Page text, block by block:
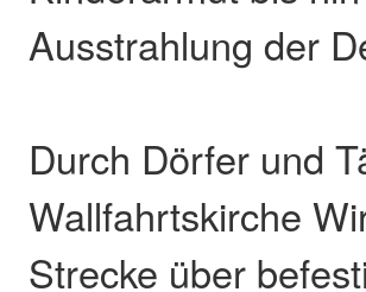
Ausstrahlung der
Durch Dörfer und
Wallfahrtskirche
Strecke über